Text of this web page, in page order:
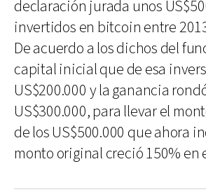
declaración jurada unos
invertidos en bitcoin entre
De acuerdo a los dichos del
capital inicial que de esa
US$200.000 y la ganancia
US$300.000, para llevar el
de los US$500.000 que ahora
monto original creció 150% en